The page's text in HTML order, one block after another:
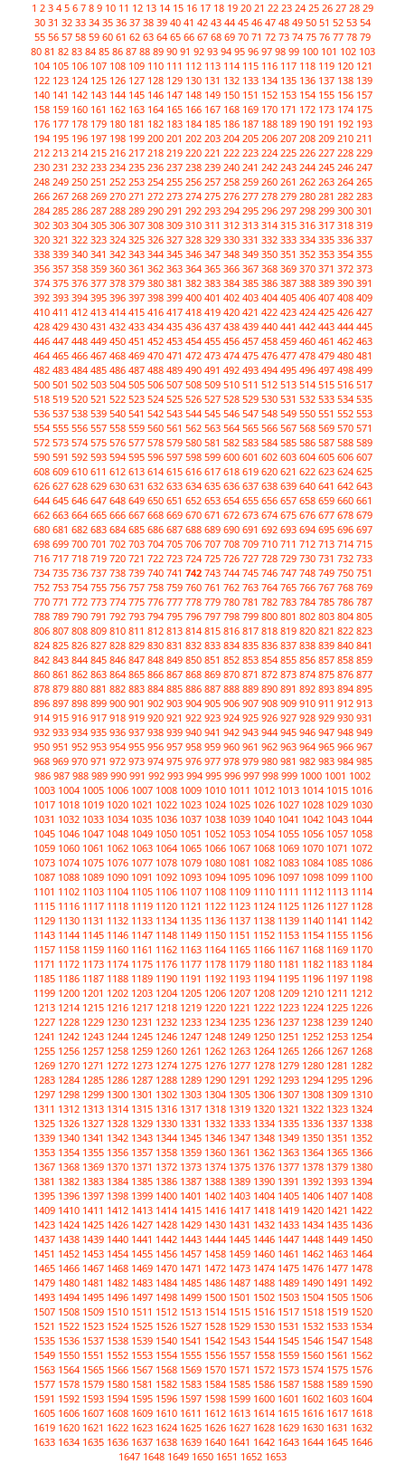
1 2 3 4 5 6 7 8 9 10 11 12 13 14 15 16 17 18 19 20 21 22 23 24 25 26 27 28 29
30 31 32 33 34 35 36 37 38 39 40 41 42 43 44 45 46 47 48 49 50 51 52 53 54
55 56 57 58 59 60 61 62 63 64 65 66 67 68 69 70 71 72 73 74 75 76 77 78 79
80 81 82 83 84 85 86 87 88 89 90 91 92 93 94 95 96 97 98 99 100 101 102 103
104 105 106 107 108 109 110 111 112 113 114 115 116 117 118 119 120 121
122 123 124 125 126 127 128 129 130 131 132 133 134 135 136 137 138 139
140 141 142 143 144 145 146 147 148 149 150 151 152 153 154 155 156 157
158 159 160 161 162 163 164 165 166 167 168 169 170 171 172 173 174 175
176 177 178 179 180 181 182 183 184 185 186 187 188 189 190 191 192 193
194 195 196 197 198 199 200 201 202 203 204 205 206 207 208 209 210 211
212 213 214 215 216 217 218 219 220 221 222 223 224 225 226 227 228 229
230 231 232 233 234 235 236 237 238 239 240 241 242 243 244 245 246 247
248 249 250 251 252 253 254 255 256 257 258 259 260 261 262 263 264 265
266 267 268 269 270 271 272 273 274 275 276 277 278 279 280 281 282 283
284 285 286 287 288 289 290 291 292 293 294 295 296 297 298 299 300 301
302 303 304 305 306 307 308 309 310 311 312 313 314 315 316 317 318 319
320 321 322 323 324 325 326 327 328 329 330 331 332 333 334 335 336 337
338 339 340 341 342 343 344 345 346 347 348 349 350 351 352 353 354 355
356 357 358 359 360 361 362 363 364 365 366 367 368 369 370 371 372 373
374 375 376 377 378 379 380 381 382 383 384 385 386 387 388 389 390 391
392 393 394 395 396 397 398 399 400 401 402 403 404 405 406 407 408 409
410 411 412 413 414 415 416 417 418 419 420 421 422 423 424 425 426 427
428 429 430 431 432 433 434 435 436 437 438 439 440 441 442 443 444 445
446 447 448 449 450 451 452 453 454 455 456 457 458 459 460 461 462 463
464 465 466 467 468 469 470 471 472 473 474 475 476 477 478 479 480 481
482 483 484 485 486 487 488 489 490 491 492 493 494 495 496 497 498 499
500 501 502 503 504 505 506 507 508 509 510 511 512 513 514 515 516 517
518 519 520 521 522 523 524 525 526 527 528 529 530 531 532 533 534 535
536 537 538 539 540 541 542 543 544 545 546 547 548 549 550 551 552 553
554 555 556 557 558 559 560 561 562 563 564 565 566 567 568 569 570 571
572 573 574 575 576 577 578 579 580 581 582 583 584 585 586 587 588 589
590 591 592 593 594 595 596 597 598 599 600 601 602 603 604 605 606 607
608 609 610 611 612 613 614 615 616 617 618 619 620 621 622 623 624 625
626 627 628 629 630 631 632 633 634 635 636 637 638 639 640 641 642 643
644 645 646 647 648 649 650 651 652 653 654 655 656 657 658 659 660 661
662 663 664 665 666 667 668 669 670 671 672 673 674 675 676 677 678 679
680 681 682 683 684 685 686 687 688 689 690 691 692 693 694 695 696 697
698 699 700 701 702 703 704 705 706 707 708 709 710 711 712 713 714 715
716 717 718 719 720 721 722 723 724 725 726 727 728 729 730 731 732 733
734 735 736 737 738 739 740 741 742 743 744 745 746 747 748 749 750 751
752 753 754 755 756 757 758 759 760 761 762 763 764 765 766 767 768 769
770 771 772 773 774 775 776 777 778 779 780 781 782 783 784 785 786 787
788 789 790 791 792 793 794 795 796 797 798 799 800 801 802 803 804 805
806 807 808 809 810 811 812 813 814 815 816 817 818 819 820 821 822 823
824 825 826 827 828 829 830 831 832 833 834 835 836 837 838 839 840 841
842 843 844 845 846 847 848 849 850 851 852 853 854 855 856 857 858 859
860 861 862 863 864 865 866 867 868 869 870 871 872 873 874 875 876 877
878 879 880 881 882 883 884 885 886 887 888 889 890 891 892 893 894 895
896 897 898 899 900 901 902 903 904 905 906 907 908 909 910 911 912 913
914 915 916 917 918 919 920 921 922 923 924 925 926 927 928 929 930 931
932 933 934 935 936 937 938 939 940 941 942 943 944 945 946 947 948 949
950 951 952 953 954 955 956 957 958 959 960 961 962 963 964 965 966 967
968 969 970 971 972 973 974 975 976 977 978 979 980 981 982 983 984 985
986 987 988 989 990 991 992 993 994 995 996 997 998 999 1000 1001 1002
1003 1004 1005 1006 1007 1008 1009 1010 1011 1012 1013 1014 1015 1016
1017 1018 1019 1020 1021 1022 1023 1024 1025 1026 1027 1028 1029 1030
1031 1032 1033 1034 1035 1036 1037 1038 1039 1040 1041 1042 1043 1044
1045 1046 1047 1048 1049 1050 1051 1052 1053 1054 1055 1056 1057 1058
1059 1060 1061 1062 1063 1064 1065 1066 1067 1068 1069 1070 1071 1072
1073 1074 1075 1076 1077 1078 1079 1080 1081 1082 1083 1084 1085 1086
1087 1088 1089 1090 1091 1092 1093 1094 1095 1096 1097 1098 1099 1100
1101 1102 1103 1104 1105 1106 1107 1108 1109 1110 1111 1112 1113 1114
1115 1116 1117 1118 1119 1120 1121 1122 1123 1124 1125 1126 1127 1128
1129 1130 1131 1132 1133 1134 1135 1136 1137 1138 1139 1140 1141 1142
1143 1144 1145 1146 1147 1148 1149 1150 1151 1152 1153 1154 1155 1156
1157 1158 1159 1160 1161 1162 1163 1164 1165 1166 1167 1168 1169 1170
1171 1172 1173 1174 1175 1176 1177 1178 1179 1180 1181 1182 1183 1184
1185 1186 1187 1188 1189 1190 1191 1192 1193 1194 1195 1196 1197 1198
1199 1200 1201 1202 1203 1204 1205 1206 1207 1208 1209 1210 1211 1212
1213 1214 1215 1216 1217 1218 1219 1220 1221 1222 1223 1224 1225 1226
1227 1228 1229 1230 1231 1232 1233 1234 1235 1236 1237 1238 1239 1240
1241 1242 1243 1244 1245 1246 1247 1248 1249 1250 1251 1252 1253 1254
1255 1256 1257 1258 1259 1260 1261 1262 1263 1264 1265 1266 1267 1268
1269 1270 1271 1272 1273 1274 1275 1276 1277 1278 1279 1280 1281 1282
1283 1284 1285 1286 1287 1288 1289 1290 1291 1292 1293 1294 1295 1296
1297 1298 1299 1300 1301 1302 1303 1304 1305 1306 1307 1308 1309 1310
1311 1312 1313 1314 1315 1316 1317 1318 1319 1320 1321 1322 1323 1324
1325 1326 1327 1328 1329 1330 1331 1332 1333 1334 1335 1336 1337 1338
1339 1340 1341 1342 1343 1344 1345 1346 1347 1348 1349 1350 1351 1352
1353 1354 1355 1356 1357 1358 1359 1360 1361 1362 1363 1364 1365 1366
1367 1368 1369 1370 1371 1372 1373 1374 1375 1376 1377 1378 1379 1380
1381 1382 1383 1384 1385 1386 1387 1388 1389 1390 1391 1392 1393 1394
1395 1396 1397 1398 1399 1400 1401 1402 1403 1404 1405 1406 1407 1408
1409 1410 1411 1412 1413 1414 1415 1416 1417 1418 1419 1420 1421 1422
1423 1424 1425 1426 1427 1428 1429 1430 1431 1432 1433 1434 1435 1436
1437 1438 1439 1440 1441 1442 1443 1444 1445 1446 1447 1448 1449 1450
1451 1452 1453 1454 1455 1456 1457 1458 1459 1460 1461 1462 1463 1464
1465 1466 1467 1468 1469 1470 1471 1472 1473 1474 1475 1476 1477 1478
1479 1480 1481 1482 1483 1484 1485 1486 1487 1488 1489 1490 1491 1492
1493 1494 1495 1496 1497 1498 1499 1500 1501 1502 1503 1504 1505 1506
1507 1508 1509 1510 1511 1512 1513 1514 1515 1516 1517 1518 1519 1520
1521 1522 1523 1524 1525 1526 1527 1528 1529 1530 1531 1532 1533 1534
1535 1536 1537 1538 1539 1540 1541 1542 1543 1544 1545 1546 1547 1548
1549 1550 1551 1552 1553 1554 1555 1556 1557 1558 1559 1560 1561 1562
1563 1564 1565 1566 1567 1568 1569 1570 1571 1572 1573 1574 1575 1576
1577 1578 1579 1580 1581 1582 1583 1584 1585 1586 1587 1588 1589 1590
1591 1592 1593 1594 1595 1596 1597 1598 1599 1600 1601 1602 1603 1604
1605 1606 1607 1608 1609 1610 1611 1612 1613 1614 1615 1616 1617 1618
1619 1620 1621 1622 1623 1624 1625 1626 1627 1628 1629 1630 1631 1632
1633 1634 1635 1636 1637 1638 1639 1640 1641 1642 1643 1644 1645 1646
1647 1648 1649 1650 1651 1652 1653